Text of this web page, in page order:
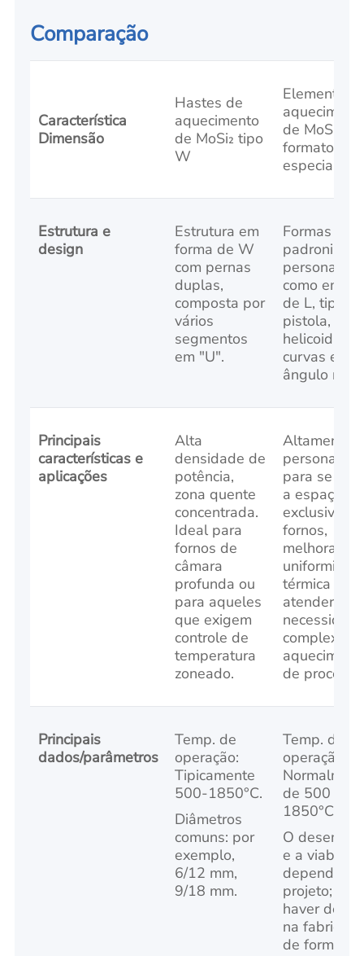
Comparação
Característica
Dimensão
Hastes de
aquecimento
de MoSi₂ tipo
W
Elementos
de MoSi₂
formato
especial
Estrutura e
design
Estrutura em
forma de W
com pernas
duplas,
composta por
vários
segmentos
em "U".
Formas não
como em
de L, tipo
pistola,
helicoidal,
curvas em
ângulo reto.
Principais
características e
aplicações
Alta
densidade de
potência,
zona quente
concentrada.
Ideal para
fornos de
câmara
profunda ou
para aqueles
que exigem
controle de
temperatura
zoneado.
Altamente
para se
a espaços
exclusivos
fornos,
melhorar a
térmica ou
atender a
complexas
de
Principais
dados/parâmetros
Temp. de
operação:
Tipicamente
500-1850°C.
Diâmetros
comuns: por
exemplo,
6/12 mm,
9/18 mm.
Temp. de
operação:
de 500 a
1850°C.
O
e a
dependem
projeto;
haver
na
de formas